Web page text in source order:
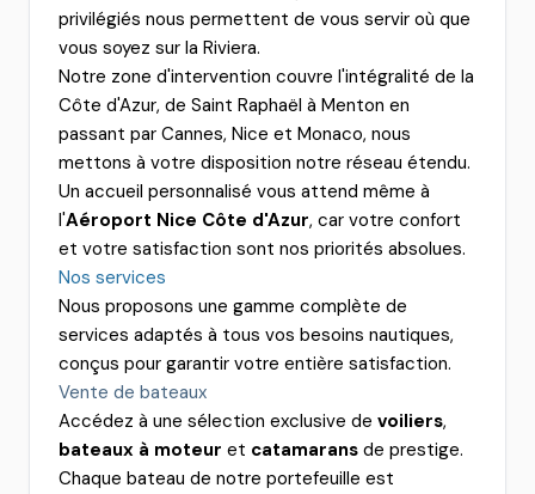
privilégiés nous permettent de vous servir où que
vous soyez sur la Riviera.
Notre zone d'intervention couvre l'intégralité de la
Côte d'Azur, de Saint Raphaël à Menton en
passant par Cannes, Nice et Monaco, nous
mettons à votre disposition notre réseau étendu.
Un accueil personnalisé vous attend même à
l'Aéroport Nice Côte d'Azur, car votre confort
et votre satisfaction sont nos priorités absolues.
Nos services
Nous proposons une gamme complète de
services adaptés à tous vos besoins nautiques,
conçus pour garantir votre entière satisfaction.
Vente de bateaux
Accédez à une sélection exclusive de voiliers,
bateaux à moteur et catamarans de prestige.
Chaque bateau de notre portefeuille est